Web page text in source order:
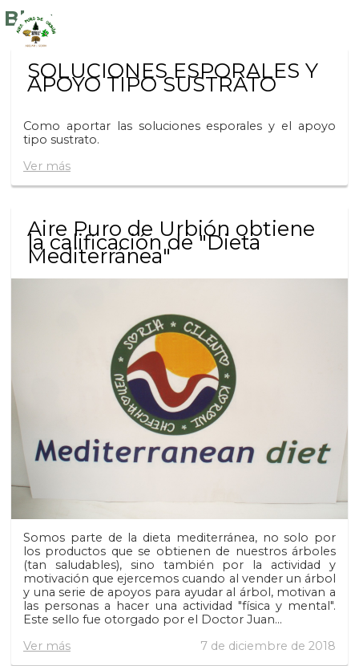
Blog
SOLUCIONES ESPORALES Y
APOYO TIPO SUSTRATO
Como aportar las soluciones esporales y el apoyo
tipo sustrato.
Ver más
Aire Puro de Urbión obtiene
la calificación de "Dieta
Mediterránea"
Somos parte de la dieta mediterránea, no solo por
los productos que se obtienen de nuestros árboles
(tan saludables), sino también por la actividad y
motivación que ejercemos cuando al vender un árbol
y una serie de apoyos para ayudar al árbol, motivan a
las personas a hacer una actividad "física y mental".
Este sello fue otorgado por el Doctor Juan...
7 de diciembre de 2018
Ver más